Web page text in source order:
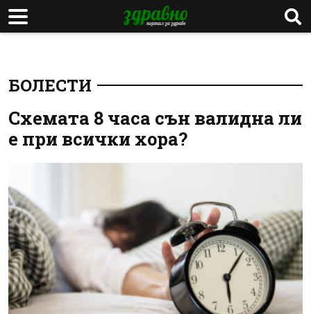
БОЛЕСТИ
Схемата 8 часа сън валидна ли
е при всички хора?